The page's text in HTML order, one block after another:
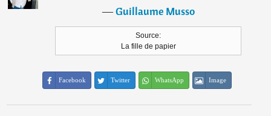
―Guillaume Musso
Source:
La fille de papier
Facebook Twitter WhatsApp Image